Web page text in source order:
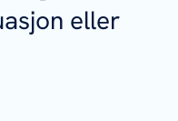
eller